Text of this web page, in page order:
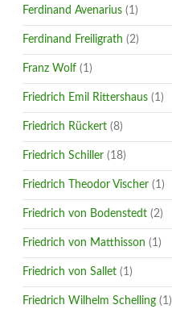
Ferdinand Avenarius (1)
Ferdinand Freiligrath (2)
Franz Wolf (1)
Friedrich Emil Rittershaus (1)
Friedrich Rückert (8)
Friedrich Schiller (18)
Friedrich Theodor Vischer (1)
Friedrich von Bodenstedt (2)
Friedrich von Matthisson (1)
Friedrich von Sallet (1)
Friedrich Wilhelm Schelling (1)